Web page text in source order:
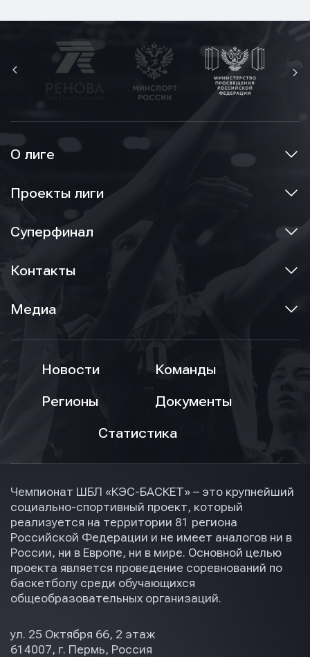
О лиге
Проекты лиги
Суперфинал
Контакты
Медиа
Новости
Команды
Регионы
Документы
Статистика
Чемпионат ШБЛ «КЭС-БАСКЕТ» – это крупнейший
социально-спортивный проект, который
реализуется на территории 81 региона
Российской Федерации и не имеет аналогов ни в
России, ни в Европе, ни в мире. Основной целью
проекта является проведение соревнований по
баскетболу среди обучающихся
общеобразовательных организаций.
ул. 25 Октября 66, 2 этаж
614007, г. Пермь, Россия